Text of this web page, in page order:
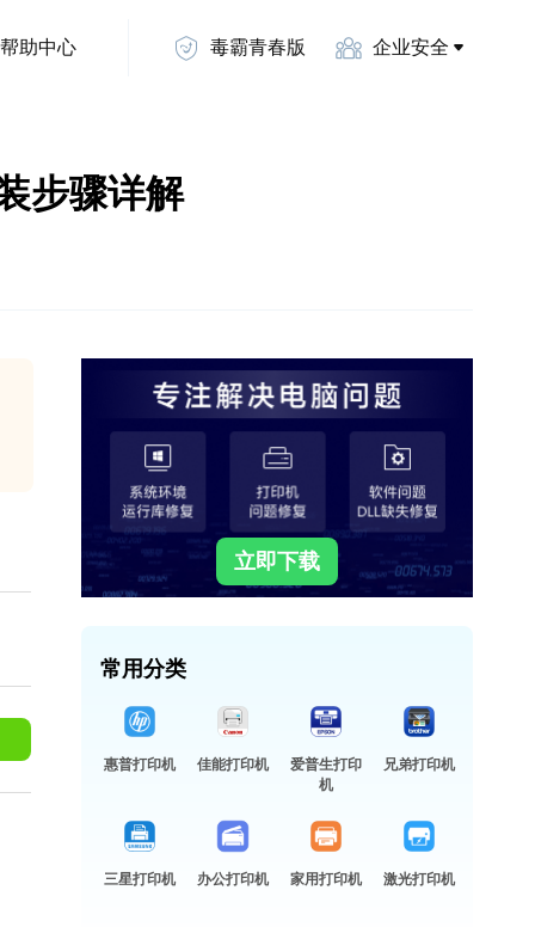
帮助中心 毒霸青春版 企业安全
步骤详解
立即下载
常用分类
惠普打印机 佳能打印机
爱普生打印
机
兄弟打印机
三星打印机 办公打印机 家用打印机 激光打印机